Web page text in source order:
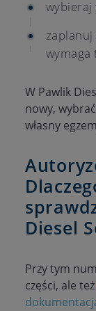
wybieraj
wymaga
W Pawlik
nowy,
własny
Diesel
Przy tym
części, ale też